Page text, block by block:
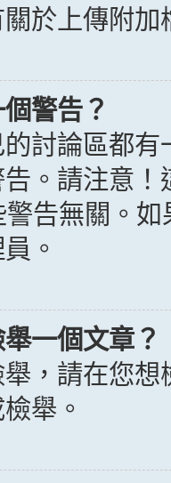
於上傳附
警告？
討論區都
。請注意
告無關。
。
一個文章？
，請在您
舉。